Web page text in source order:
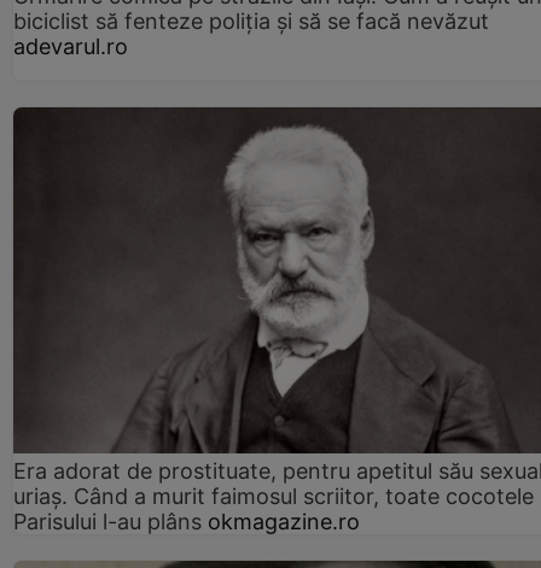
biciclist să fenteze poliția și să se facă nevăzut
adevarul.ro
Era adorat de prostituate, pentru apetitul său
uriaș. Când a murit faimosul scriitor, toate cocotele
Parisului l-au plâns okmagazine.ro